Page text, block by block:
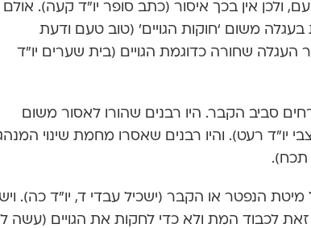
ולכן אין בכך איסור (כתב סופר יו”ד קעה). אולם
משום ‘חוקות הגויים’ (טוב טעם ודעת
שחורה כדוגמת הגויים (בית שערים יו”ד
סביב הקבר. היו רבנים שהורו לאסור משום
יו”ד רעט). והיו רבנים שאסרו מחמת שינוי
תכח).
הנפטר או הקבר (ישכיל עבדי ד, יו”ד כה). ויש
זאת לכבוד המת ולא כדי לחקות את הגויים (עשה